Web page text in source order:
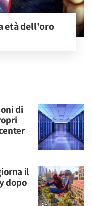
età dell'oro
di
il
dopo